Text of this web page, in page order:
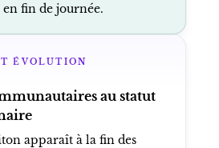
fin de journée.
ÉVOLUTION
au statut
apparaît à la fin des